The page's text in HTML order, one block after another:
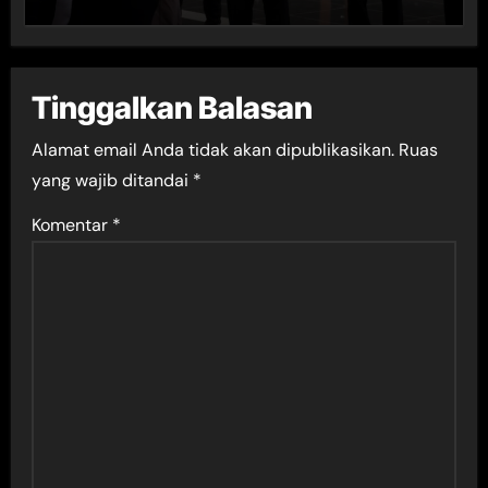
Tinggalkan Balasan
Alamat email Anda tidak akan dipublikasikan. Ruas
yang wajib ditandai *
Komentar *